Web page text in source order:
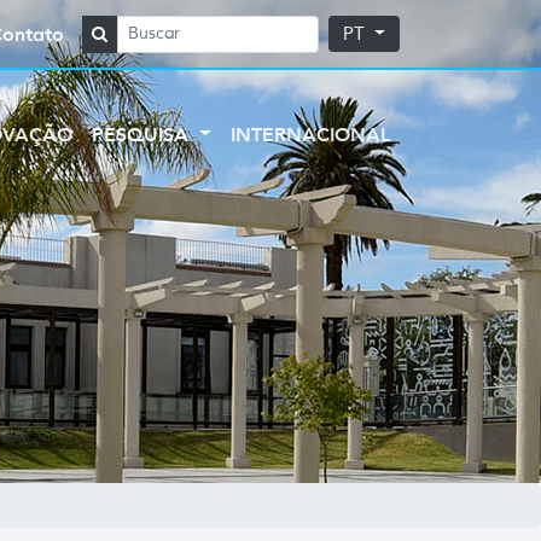
PT
PESQUISA INTERNACIONAL